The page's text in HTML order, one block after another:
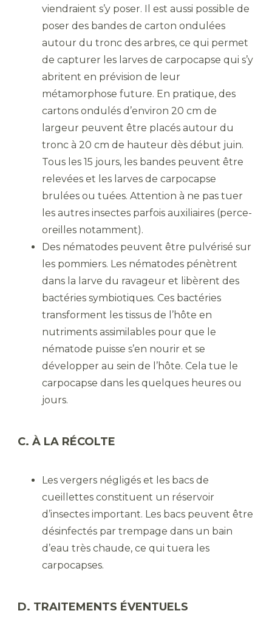
viendraient s’y poser. Il est aussi possible de
poser des bandes de carton ondulées
autour du tronc des arbres, ce qui permet
de capturer les larves de carpocapse qui s’y
abritent en prévision de leur
métamorphose future. En pratique, des
cartons ondulés d’environ 20 cm de
largeur peuvent être placés autour du
tronc à 20 cm de hauteur dès début juin.
Tous les 15 jours, les bandes peuvent être
relevées et les larves de carpocapse
brulées ou tuées. Attention à ne pas tuer
les autres insectes parfois auxiliaires (perce-
oreilles notamment).
Des nématodes peuvent être pulvérisé sur
les pommiers. Les nématodes pénètrent
dans la larve du ravageur et libèrent des
bactéries symbiotiques. Ces bactéries
transforment les tissus de l’hôte en
nutriments assimilables pour que le
nématode puisse s’en nourir et se
développer au sein de l’hôte. Cela tue le
carpocapse dans les quelques heures ou
jours.
C. À LA RÉCOLTE
Les vergers négligés et les bacs de
cueillettes constituent un réservoir
d’insectes important. Les bacs peuvent être
désinfectés par trempage dans un bain
d’eau très chaude, ce qui tuera les
carpocapses.
D. TRAITEMENTS ÉVENTUELS